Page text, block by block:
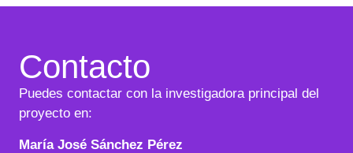
Contacto
Puedes contactar con la investigadora principal del
proyecto en:
María José Sánchez Pérez